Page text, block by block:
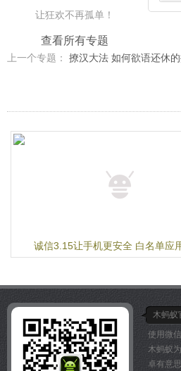
让狂欢不再孤单！
查看所有专题
上一个专题： 撩汉大法 如何欲语还休的
诚信3.15让手机更安全 白名单应
木蚂蚁
使用微
木蚂蚁
卓有意